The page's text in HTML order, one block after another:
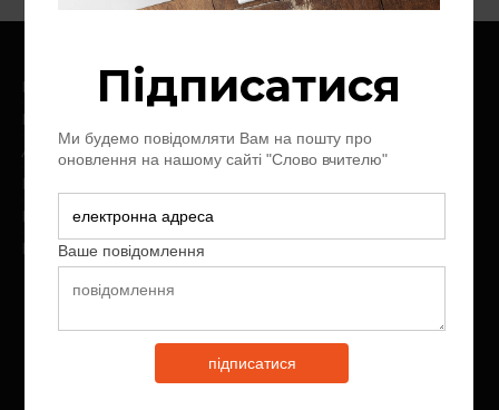
Головна
Про нас
Архів журналу
Контакт
Пожертви
Передплата